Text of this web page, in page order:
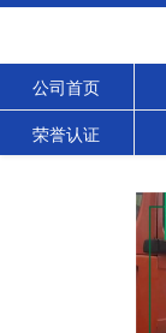
公司首页
荣誉认证